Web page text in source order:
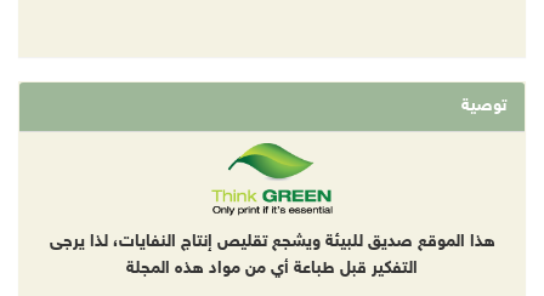
توصية
هذا الموقع صديق للبيئة ويشجع تقليص إنتاج النفايات، لذا يرجى
التفكير قبل طباعة أي من مواد هذه المجلة